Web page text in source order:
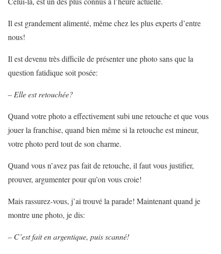
Il est grandement alimenté, même chez les plus experts d’entre
nous!
Il est devenu très difficile de présenter une photo sans que la
question fatidique soit posée:
– Elle est retouchée?
Quand votre photo a effectivement subi une retouche et que vous
jouer la franchise, quand bien même si la retouche est mineur,
votre photo perd tout de son charme.
Quand vous n’avez pas fait de retouche, il faut vous justifier,
prouver, argumenter pour qu’on vous croie!
Mais rassurez-vous, j’ai trouvé la parade! Maintenant quand je
montre une photo, je dis:
– C’est fait en argentique, puis scanné!